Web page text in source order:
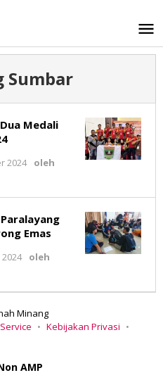
Sumbar
Medali
2024
oleh
Emas
oleh
Minang
Kebijakan Privasi
AMP